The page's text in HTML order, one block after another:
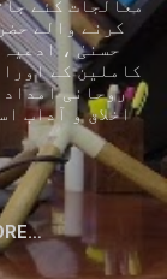
معالجات کئے
کرنے والے
حسنیٰ ،
کاملین کے
روحانی
اخلاق و آداب